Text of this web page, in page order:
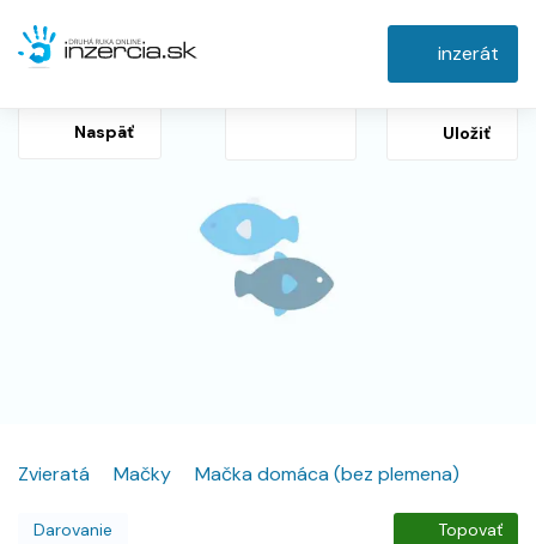
inzerát
Naspäť Uložiť
Zvieratá Mačky Mačka domáca (bez plemena)
Darovanie Topovať